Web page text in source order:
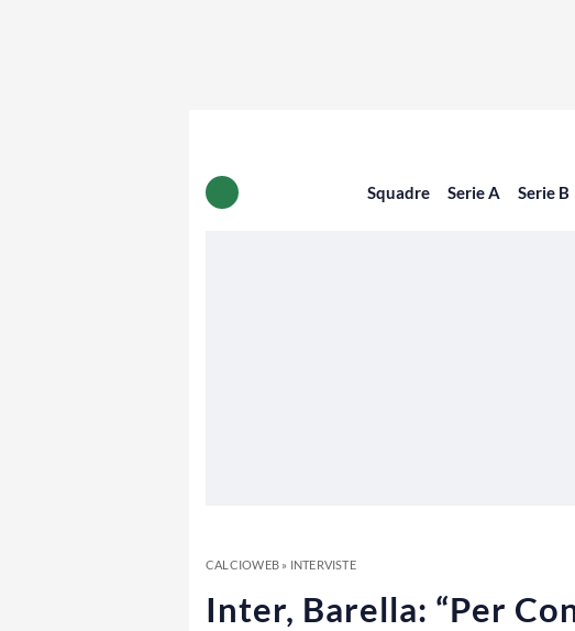
Squadre Serie A Serie B
CALCIOWEB» INTERVISTE
Inter, Barella: “Per